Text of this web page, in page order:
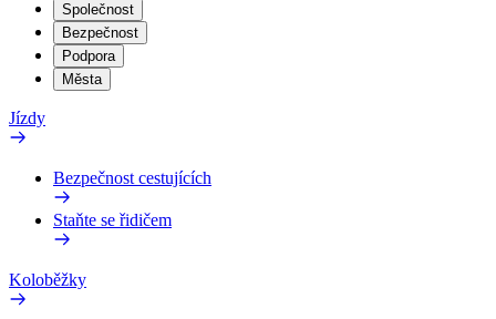
Společnost
Bezpečnost
Podpora
Města
Jízdy
Bezpečnost cestujících
Staňte se řidičem
Koloběžky